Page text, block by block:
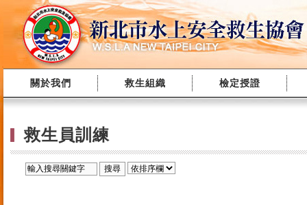
關於我們 救生組織 檢定授證
救生員訓練